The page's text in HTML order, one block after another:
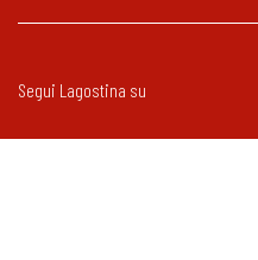
Segui Lagostina su